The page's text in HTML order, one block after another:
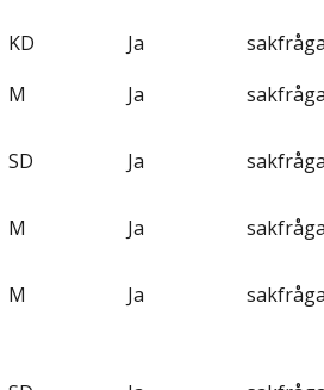
KD Ja
M Ja
SD Ja
M Ja
M Ja